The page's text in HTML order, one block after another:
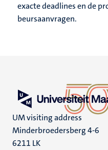
exacte deadlines en de
beursaanvragen.
UM visiting address
Minderbroedersberg 4-6
6211 LK